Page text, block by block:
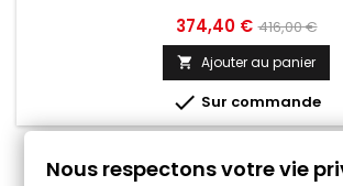
Prix
374,40 € Prix
de
base
416,00 €
 Ajouter au panier
 Sur commande
Nous respectons votre vie